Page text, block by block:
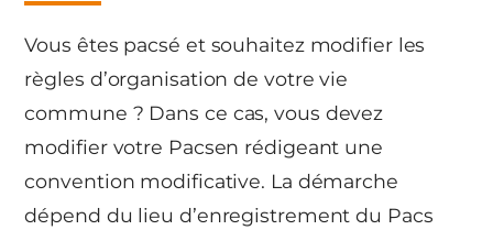
Vous êtes pacsé et souhaitez modifier les
règles d’organisation de votre vie
commune ? Dans ce cas, vous devez
modifier votre Pacsen rédigeant une
convention modificative. La démarche
dépend du lieu d’enregistrement du Pacs